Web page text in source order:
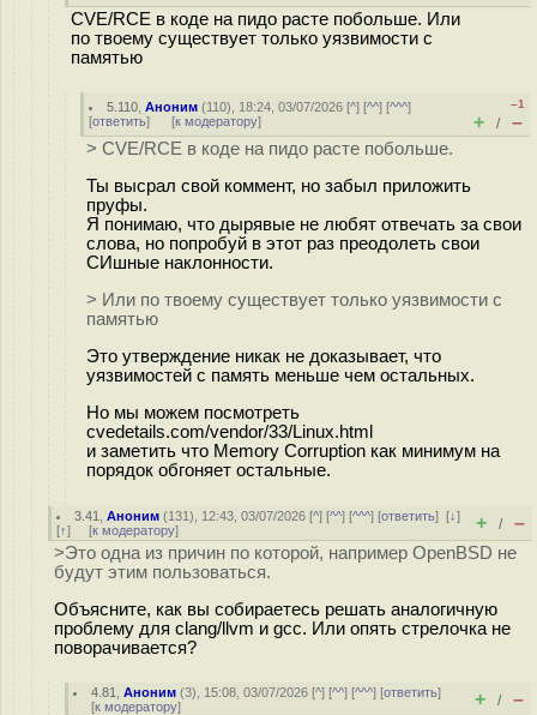
CVE/RCE в коде на пидо расте побольше. Или
по твоему существует только уязвимости с
памятью
5.110 ,Аноним (110), 18:24, 03/07/2026 [^] [^^] [^^^]
[ответить] [к модератору]
–1
+ / –
> CVE/RCE в коде на пидо расте побольше.
Ты выcpaл свой коммент, но забыл приложить
пруфы.
Я понимаю, что дырявые не любят отвечать за свои
слова, но попробуй в этот раз преодолеть свои
СИшные наклонности.
> Или по твоему существует только уязвимости с
памятью
Это утверждение никак не доказывает, что
уязвимостей с память меньше чем остальных.
Но мы можем посмотреть
cvedetails.com/vendor/33/Linux.html
и заметить что Memory Corruption как минимум на
порядок обгоняет остальные.
3.41 ,Аноним (131), 12:43, 03/07/2026 [^] [^^] [^^^] [ответить][↓]
[↑] [к модератору] + / –
>Это одна из причин по которой, например OpenBSD не
будут этим пользоваться.
Объясните, как вы собираетесь решать аналогичную
проблему для clang/llvm и gcc. Или опять стрелочка не
поворачивается?
4.81 ,Аноним (3), 15:08, 03/07/2026 [^] [^^] [^^^] [ответить]
[к модератору] + / –